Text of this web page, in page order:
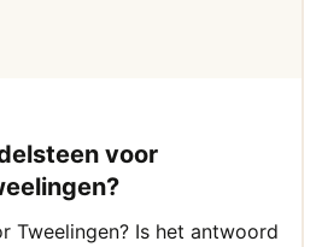
voor
Tweelingen? Is het antwoord